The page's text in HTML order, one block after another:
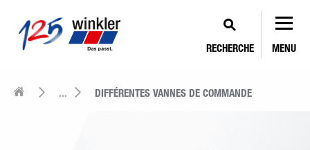
RECHERCHE MENU
... DIFFÉRENTES VANNES DE COMMANDE